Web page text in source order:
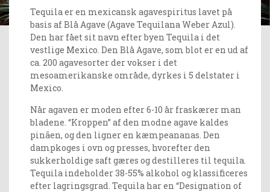
Tequila er en mexicansk agavespiritus lavet på
basis af Blå Agave (Agave Tequilana Weber Azul).
Den har fået sit navn efter byen Tequila i det
vestlige Mexico. Den Blå Agave, som blot er en ud af
ca. 200 agavesorter der vokser i det
mesoamerikanske område, dyrkes i 5 delstater i
Mexico.
Når agaven er moden efter 6-10 år fraskærer man
bladene. “Kroppen” af den modne agave kaldes
pinãen, og den ligner en kæmpeananas. Den
dampkoges i ovn og presses, hvorefter den
sukkerholdige saft gæres og destilleres til tequila.
Tequila indeholder 38-55% alkohol og klassificeres
efter lagringsgrad. Tequila har en “Designation of